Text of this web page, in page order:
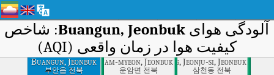
آلودگی هوای Buangun, Jeonbuk: شاخص
کیفیت هوا در زمان واقعی (AQI)
Buangun, Jeonbuk
부안읍 전북
Unam-myeon, Jeonbuk
운암면 전북
Samcheon-dong, Jeonju-si, Jeonbuk
삼천동 전북